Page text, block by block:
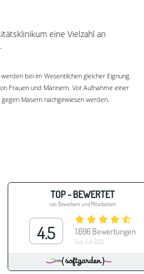
eine Vielzahl an
.
bei im Wesentlichen gleicher Eignung,
Frauen und Männern. Vor Aufnahme einer
Masern nachgewiesen werden.